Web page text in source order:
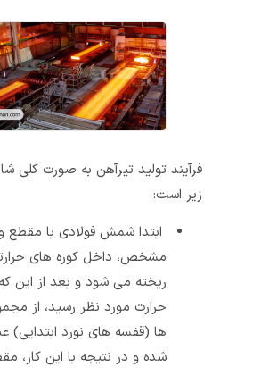
فرآیند تولید تیرآهن به صورت کلی شامل مراحل
ابتدا شمش فولادی با مقطع و طول
مشخص، داخل کوره‌ های حرارتی نورد
ریخته می‌ شود و بعد از این که به درجه
حرارت مورد نظر رسید، از مجموعه‌ غلتک‌
ها (قفسه‌ های نورد ابتدایی) عبور داده
شده و در نتیجه با این کار، مقطع آن